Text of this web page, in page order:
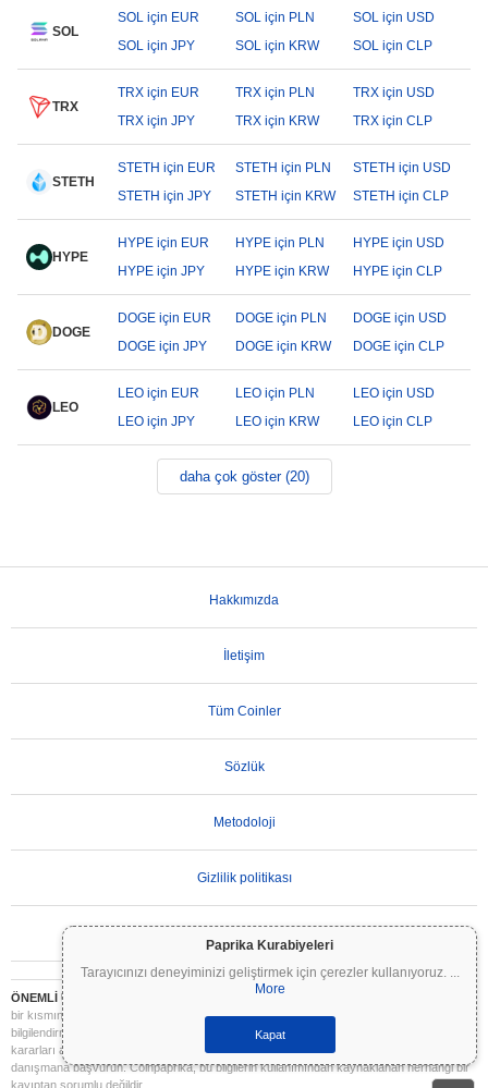
Paprika Kurabiyeleri
Tarayıcınızı deneyiminizi geliştirmek için çerezler kullanıyoruz. ...
More
Kapat
SOL
SOL için EUR SOL için PLN
SOL için USD
SOL için JPY
SOL için KRW SOL için CLP
TRX
TRX için EUR TRX için PLN
TRX için USD
TRX için JPY
TRX için KRW TRX için CLP
STETH
STETH için EUR STETH için PLN
STETH için USD
STETH için JPY
STETH için KRW STETH için CLP
HYPE
HYPE için EUR HYPE için PLN
HYPE için USD
HYPE için JPY
HYPE için KRW HYPE için CLP
DOGE
DOGE için EUR DOGE için PLN
DOGE için USD
DOGE için JPY
DOGE için KRW DOGE için CLP
LEO
LEO için EUR LEO için PLN
LEO için USD
LEO için JPY
LEO için KRW LEO için CLP
daha çok göster (20)
Hakkımızda
İletişim
Tüm Coinler
Sözlük
Metodoloji
Gizlilik politikası
ÖNEMLİ UYARI:
Kripto paralar son derece volatildir ve önemli riskler içerir. Yatırımınızın
bir kısmını veya tamamını kaybedebilirsiniz. Coinpaprika üzerindeki tüm bilgiler yalnızca
bilgilendirme amaçlıdır ve finansal veya yatırım tavsiyesi niteliği taşımaz. Yatırım
kararları almadan önce daima kendi araştırmanızı yapın (DYOR) ve nitelikli bir finansal
danışmana başvurun. Coinpaprika, bu bilgilerin kullanımından kaynaklanan herhangi bir
kayıptan sorumlu değildir.